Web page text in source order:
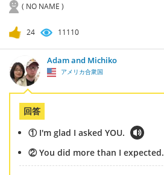
( NO NAME )
24 11110
Adam and Michiko
アメリカ合衆国
回答
① I'm glad I asked YOU.
② You did more than I expected.